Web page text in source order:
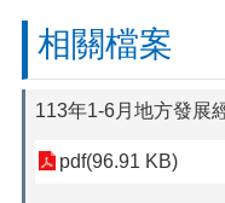
相關檔案
113年1-6月地方發展
pdf(96.91 KB)